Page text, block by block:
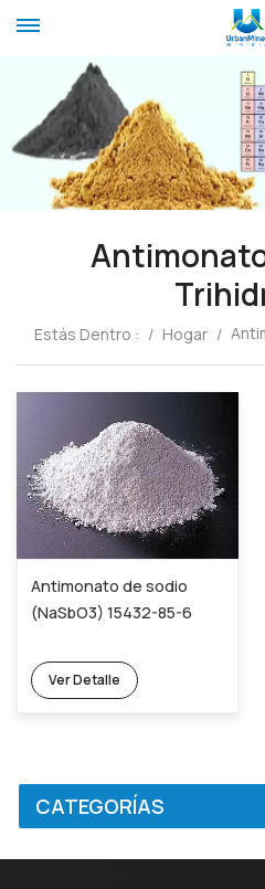
Estás Dentro : / Hogar /
Antimonato de sodio
(NaSbO3) 15432-85-6
Ver Detalle
CATEGORÍAS